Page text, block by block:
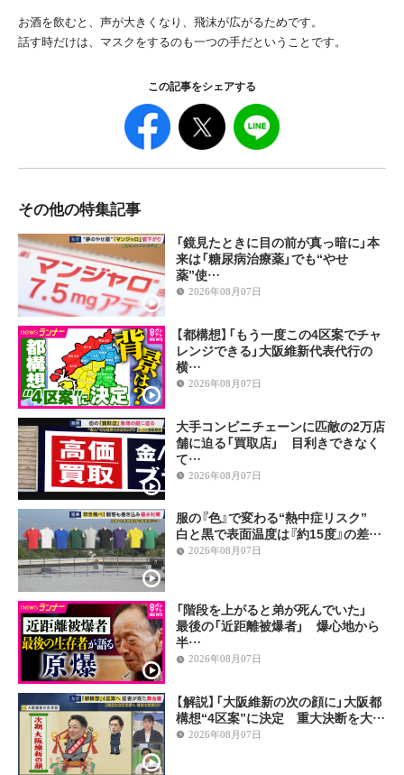
お酒を飲むと、声が大きくなり、飛沫が広がるためです。
話す時だけは、マスクをするのも一つの手だということです。
この記事をシェアする
その他の特集記事
「鏡見たときに目の前が真っ暗に」本
来は「糖尿病治療薬」でも“やせ
薬”使…
2026年08月07日
【都構想】「もう一度この4区案でチャ
レンジできる」大阪維新代表代行の
横…
2026年08月07日
大手コンビニチェーンに匹敵の2万店
舗に迫る「買取店」 目利きできなく
て…
2026年08月07日
服の『色』で変わる“熱中症リスク”
白と黒で表面温度は『約15度』の差…
2026年08月07日
「階段を上がると弟が死んでいた」
最後の「近距離被爆者」 爆心地から
半…
2026年08月07日
【解説】「大阪維新の次の顔に」大阪都
構想“4区案”に決定 重大決断を大…
2026年08月07日